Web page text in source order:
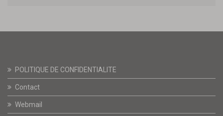
POLITIQUE DE CONFIDENTIALITE
Contact
Webmail